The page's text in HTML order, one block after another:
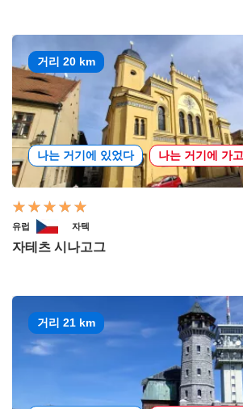
거리 20 km
나는 거기에 있었다 나는 거기에 가
유럽 자텍
자테츠 시나고그
거리 21 km